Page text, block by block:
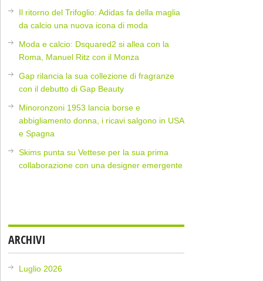
Il ritorno del Trifoglio: Adidas fa della maglia
da calcio una nuova icona di moda
Moda e calcio: Dsquared2 si allea con la
Roma, Manuel Ritz con il Monza
Gap rilancia la sua collezione di fragranze
con il debutto di Gap Beauty
Minoronzoni 1953 lancia borse e
abbigliamento donna, i ricavi salgono in USA
e Spagna
Skims punta su Vettese per la sua prima
collaborazione con una designer emergente
ARCHIVI
Luglio 2026